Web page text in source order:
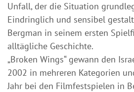
Unfall, der die Situation
Eindringlich und sensibel
Bergman in seinem ersten
alltägliche Geschichte.
„Broken Wings“ gewann den
2002 in mehreren Kategorien
Jahr bei den Filmfestspielen in